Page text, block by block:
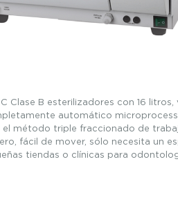
C Clase B esterilizadores con 16 litros,
automático
el método triple fraccionado de
, fácil de mover, sólo necesita un
tiendas o clínicas para